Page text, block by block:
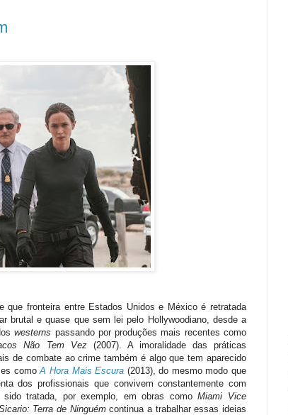
que fronteira entre Estados Unidos e México é retratada
brutal e quase que sem lei pelo Hollywoodiano, desde a
westerns passando por produções mais recentes como
Não Tem Vez(2007). A imoralidade das práticas
de combate ao crime também é algo que tem aparecido
comoA Hora Mais Escura (2013), do mesmo modo que
dos profissionais que convivem constantemente com
tratada, por exemplo, em obras comoMiami Vice
Terra de Ninguémcontinua a trabalhar essas ideias